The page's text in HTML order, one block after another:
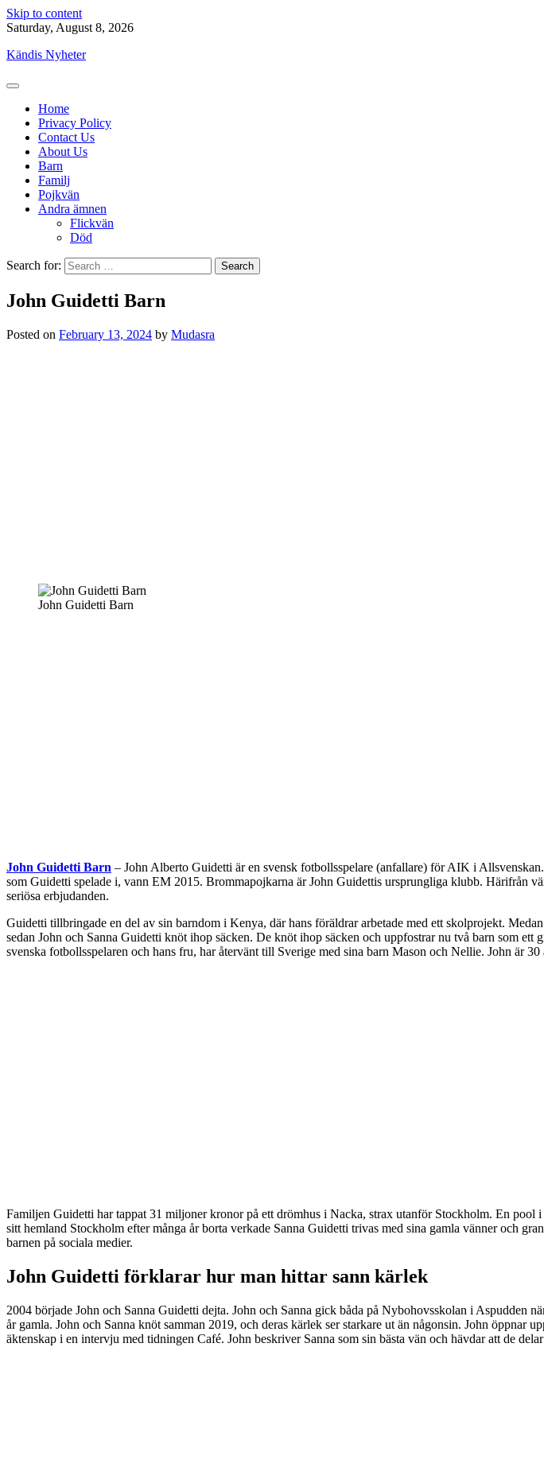
Skip to content
Saturday, August 8, 2026
Kändis Nyheter
Home
Privacy Policy
Contact Us
About Us
Barn
Familj
Pojkvän
Andra ämnen
Flickvän
Död
Search for:
John Guidetti Barn
Posted on February 13, 2024 by Mudasra
John Guidetti Barn
John Guidetti Barn – John Alberto Guidetti är en svensk fotbollsspelare (anfallare) för AIK i
som Guidetti spelade i, vann EM 2015. Brommapojkarna är John Guidettis ursprungliga klubb. Härifrån
seriösa erbjudanden.
Guidetti tillbringade en del av sin barndom i Kenya, där hans föräldrar arbetade med ett skolprojekt.
sedan John och Sanna Guidetti knöt ihop säcken. De knöt ihop säcken och uppfostrar nu två barn som
svenska fotbollsspelaren och hans fru, har återvänt till Sverige med sina barn Mason och Nellie. John är 30
Familjen Guidetti har tappat 31 miljoner kronor på ett drömhus i Nacka, strax utanför Stockholm. En
sitt hemland Stockholm efter många år borta verkade Sanna Guidetti trivas med sina gamla vänner och
barnen på sociala medier.
John Guidetti förklarar hur man hittar sann kärlek
2004 började John och Sanna Guidetti dejta. John och Sanna gick båda på Nybohovsskolan i Aspudden
år gamla. John och Sanna knöt samman 2019, och deras kärlek ser starkare ut än någonsin. John öppnar
äktenskap i en intervju med tidningen Café. John beskriver Sanna som sin bästa vän och hävdar att de